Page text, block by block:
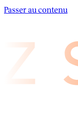
Passer au contenu